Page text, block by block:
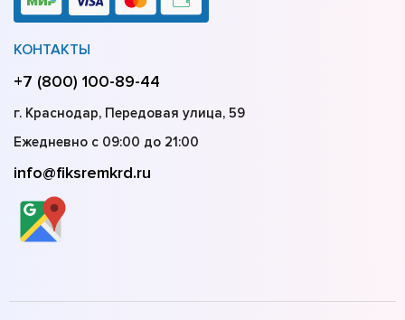
КОНТАКТЫ
+7 (800) 100-89-44
г. Краснодар, Передовая улица, 59
Ежедневно с 09:00 до 21:00
info@fiksremkrd.ru